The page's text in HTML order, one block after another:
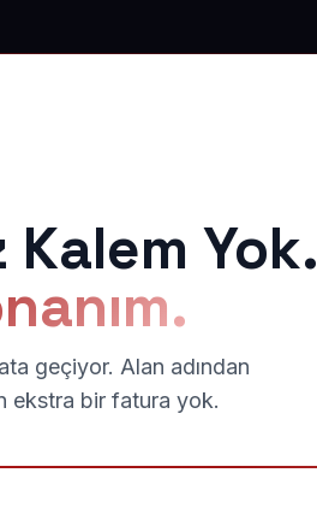
Yok.
geçiyor. Alan adından
ekstra bir fatura yok.